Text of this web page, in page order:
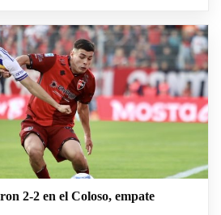
2-2 en el Coloso, empate